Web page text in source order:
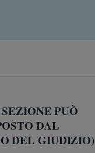
PUÒ
DAL
DEL GIUDIZIO)